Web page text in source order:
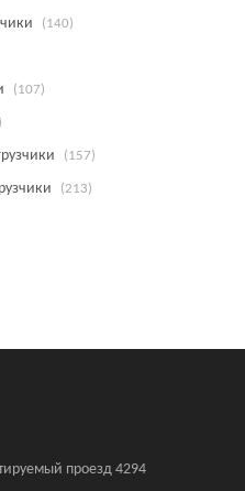
(140)
(107)
(157)
(213)
проезд 4294